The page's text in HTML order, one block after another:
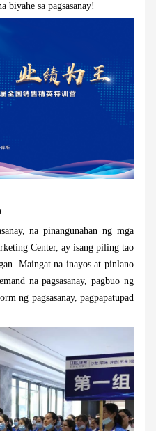
biyahe sa pagsasanay!
na pinangunahan ng mga
Center, ay isang piling tao
Maingat na inayos at pinlano
na pagsasanay, pagbuo ng
ng pagsasanay, pagpapatupad